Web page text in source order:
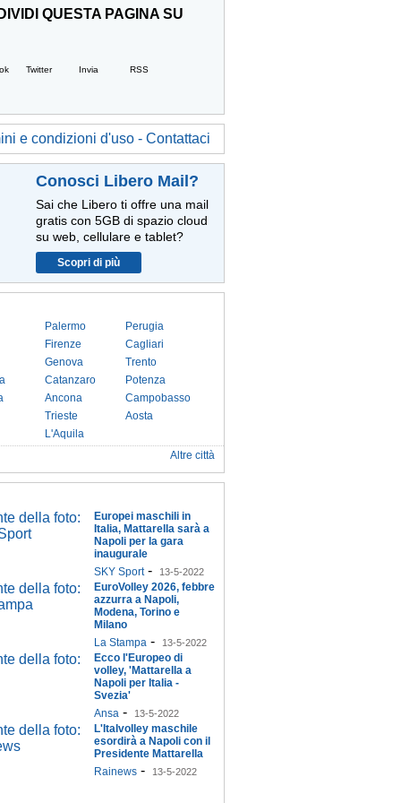
QUESTA PAGINA SU
Twitter Invia RSS
e condizioni d'uso - Contattaci
Conosci Libero Mail?
Sai che Libero ti offre una mail
gratis con 5GB di spazio cloud
su web, cellulare e tablet?
Scopri di più
Palermo
Firenze
Genova
Catanzaro
Ancona
Trieste
L'Aquila
Perugia
Cagliari
Trento
Potenza
Campobasso
Aosta
Altre città
Europei maschili in
Italia, Mattarella sarà a
Napoli per la gara
inaugurale
SKY Sport- 13-5-2022
EuroVolley 2026, febbre
azzurra a Napoli,
Modena, Torino e
Milano
La Stampa - 13-5-2022
Ecco l'Europeo di
volley, 'Mattarella a
Napoli per Italia -
Svezia'
Ansa - 13-5-2022
L'Italvolley maschile
esordirà a Napoli con il
Presidente Mattarella
Rainews - 13-5-2022